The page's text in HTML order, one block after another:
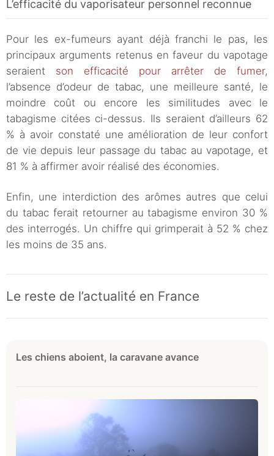
L’efficacité du vaporisateur personnel reconnue
Pour les ex-fumeurs ayant déjà franchi le pas, les
principaux arguments retenus en faveur du vapotage
seraient son efficacité pour arrêter de fumer,
l’absence d’odeur de tabac, une meilleure santé, le
moindre coût ou encore les similitudes avec le
tabagisme citées ci-dessus. Ils seraient d’ailleurs 62
% à avoir constaté une amélioration de leur confort
de vie depuis leur passage du tabac au vapotage, et
81 % à affirmer avoir réalisé des économies.
Enfin, une interdiction des arômes autres que celui
du tabac ferait retourner au tabagisme environ 30 %
des interrogés. Un chiffre qui grimperait à 52 % chez
les moins de 35 ans.
Le reste de l’actualité en France
Les chiens aboient, la caravane avance